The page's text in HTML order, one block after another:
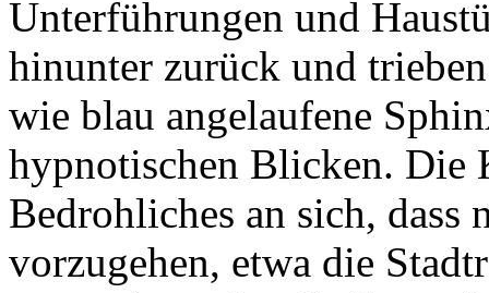
Unterführungen und
hinunter zurück und
wie blau angelaufene
hypnotischen Blicken. Die
Bedrohliches an sich, dass
vorzugehen, etwa die